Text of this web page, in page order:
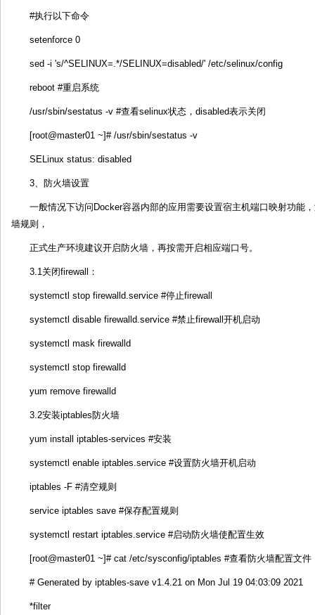
#执行以下命令
setenforce 0
sed -i 's/^SELINUX=.*/SELINUX=disabled/' /etc/selinux/config
reboot #重启系统
/usr/sbin/sestatus -v #查看selinux状态，disabled表示关闭
[root@master01 ~]# /usr/sbin/sestatus -v
SELinux status: disabled
3、防火墙设置
一般情况下访问Docker容器内部的应用需要设置宿主机端口映射功能
墙规则，
正式生产环境建议开启防火墙，再按需开启相应端口号。
3.1关闭firewall：
systemctl stop firewalld.service #停止firewall
systemctl disable firewalld.service #禁止firewall开机启动
systemctl mask firewalld
systemctl stop firewalld
yum remove firewalld
3.2安装iptables防火墙
yum install iptables-services #安装
systemctl enable iptables.service #设置防火墙开机启动
iptables -F #清空规则
service iptables save #保存配置规则
systemctl restart iptables.service #启动防火墙使配置生效
[root@master01 ~]# cat /etc/sysconfig/iptables #查看防火墙配置文件
# Generated by iptables-save v1.4.21 on Mon Jul 19 04:03:09 2021
*filter